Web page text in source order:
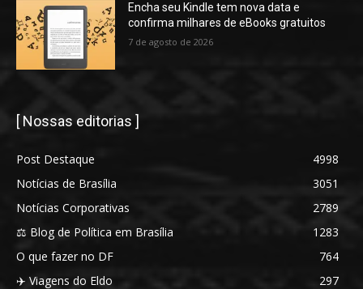
Encha seu Kindle tem nova data e
confirma milhares de eBooks gratuitos
7 de agosto de 2026
[ Nossas editorias ]
Post Destaque
4998
Notícias de Brasília
3051
Notícias Corporativas
2789
⚖️ Blog de Política em Brasília
1283
O que fazer no DF
764
✈️ Viagens do Eldo
297